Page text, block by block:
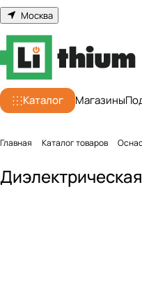
Москва
Каталог Магазины
Главная Каталог товаров